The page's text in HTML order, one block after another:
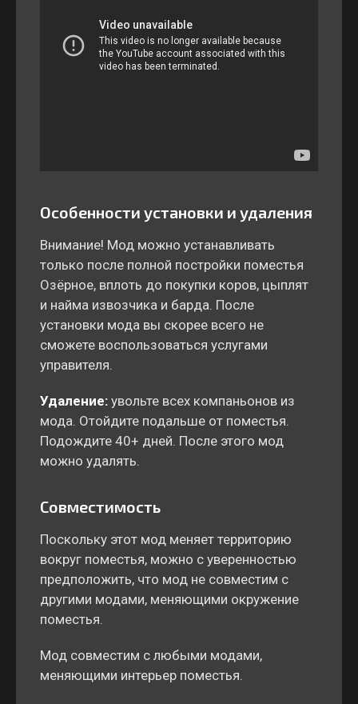
Особенности установки и удаления
Внимание! Мод можно устанавливать
только после полной постройки поместья
Озёрное, вплоть до покупки коров, цыплят
и найма извозчика и барда. После
установки мода вы скорее всего не
сможете воспользоваться услугами
управителя.
Удаление: увольте всех компаньонов из
мода. Отойдите подальше от поместья.
Подождите 40+ дней. После этого мод
можно удалять.
Совместимость
Поскольку этот мод меняет территорию
вокруг поместья, можно с уверенностью
предположить, что мод не совместим с
другими модами, меняющими окружение
поместья.
Мод совместим с любыми модами,
меняющими интерьер поместья.